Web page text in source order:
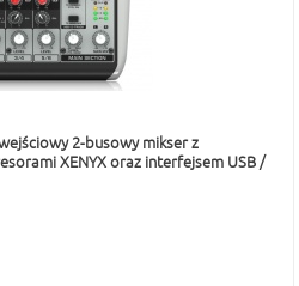
wejściowy 2-busowy mikser z
XENYX oraz interfejsem USB /